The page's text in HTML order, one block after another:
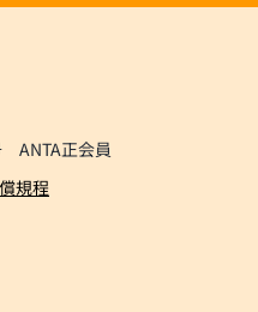
ANTA正会員
規程